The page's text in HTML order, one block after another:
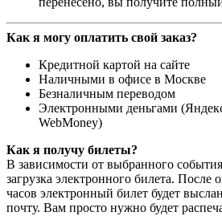
Как я могу оплатить свой заказ?
Кредитной картой на сайте
Наличными в офисе в Москве
Безналичным переводом
Электронными деньгами
WebMoney)
Как я получу билеты?
В зависимости от выбранного
загрузка электронного билета. После
часов электронный билет будет
почту. Вам просто нужно будет